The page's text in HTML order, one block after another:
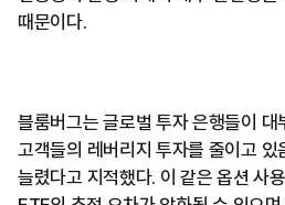
때문이다.
블룸버그는 글로벌 투자 은행들이 대
고객들의 레버리지 투자를 줄이고 있
늘렸다고 지적했다. 이 같은 옵션 사